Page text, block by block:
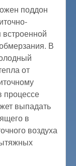
поддон
встроенной
В
от
процессе
выпадать
в
воздуха